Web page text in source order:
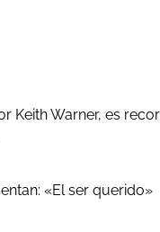
Keith Warner, es